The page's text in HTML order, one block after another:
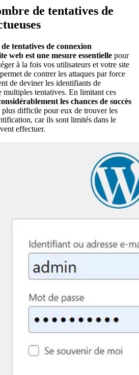
de tentatives de
tentatives de connexion
web est une mesure essentielle pour
à la fois vos utilisateurs et votre site
de contrer les attaques par force
de deviner les identifiants de
multiples tentatives. En limitant ces
les chances de succès
plus difficile pour eux de trouver les
car ils sont limités dans le
effectuer.